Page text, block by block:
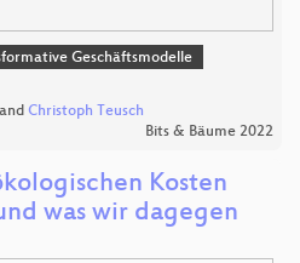
Geschäftsmodelle
and Christoph Teusch
Bits & Bäume 2022
Kosten
was wir dagegen